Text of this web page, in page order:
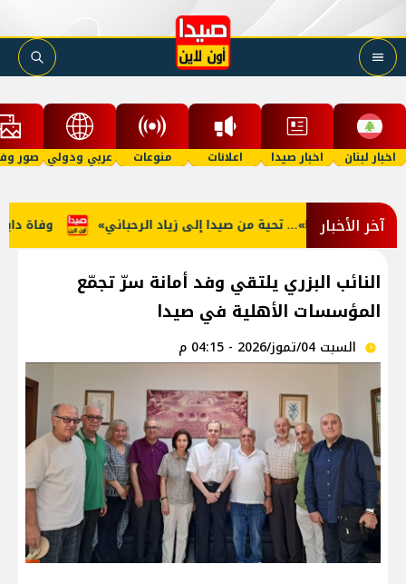
اخبار لبنان اخبار صيدا اعلانات منوعات عربي ودولي صور
آخر الأخبار وفاة ما منكون سوا»… تحية من صيدا إلى زياد الرحباني
النائب البزري يلتقي وفد أمانة سرّ تجمّع
المؤسسات الأهلية في صيدا
السبت 04/تموز/2026 - 04:15 م